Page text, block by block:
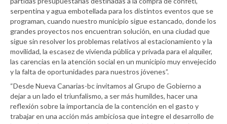
serpentina y agua embotellada para los distintos eventos que se
programan, cuando nuestro municipio sigue estancado, donde los
grandes proyectos nos encuentran solución, en una ciudad que
sigue sin resolver los problemas relativos al estacionamiento y la
movilidad, la escasez de vivienda pública y privada para el alquiler,
las carencias en la atención social en un municipio muy envejecido
y la falta de oportunidades para nuestros jóvenes”.
“Desde Nueva Canarias-bc invitamos al Grupo de Gobierno a
dejar a un lado el triunfalismo, a ser más humildes, hacer una
reflexión sobre la importancia de la contención en el gasto y
trabajar en una acción más ambiciosa que integre el desarrollo de